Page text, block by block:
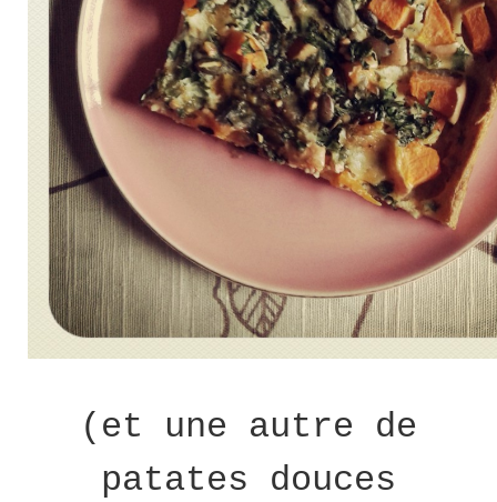
(et une autre de
patates douces